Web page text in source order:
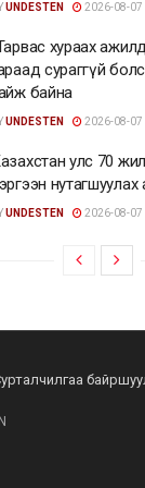
UNDESTEN 2026-08-07
хураах
сураггүй
байна
UNDESTEN 2026-08-07
улс 70
UNDESTEN 2026-08-07